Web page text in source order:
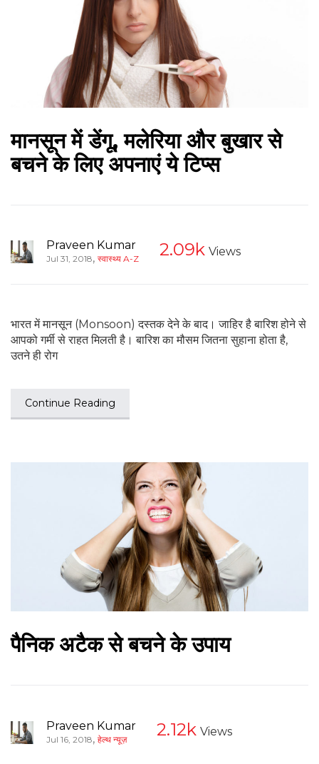
मानसून में डेंगू, मलेरिया और बुखार से
बचने के लिए अपनाएं ये टिप्स
Praveen Kumar
Jul 31, 2018, स्वास्थ्य A-Z 2.09k Views
भारत में मानसून (Monsoon) दस्तक देने के बाद। जाहिर है बारिश होने से
आपको गर्मी से राहत मिलती है। बारिश का मौसम जितना सुहाना होता है,
उतने ही रोग
Continue Reading
पैनिक अटैक से बचने के उपाय
Praveen Kumar
Jul 16, 2018, हेल्थ न्यूज़ 2.12k Views